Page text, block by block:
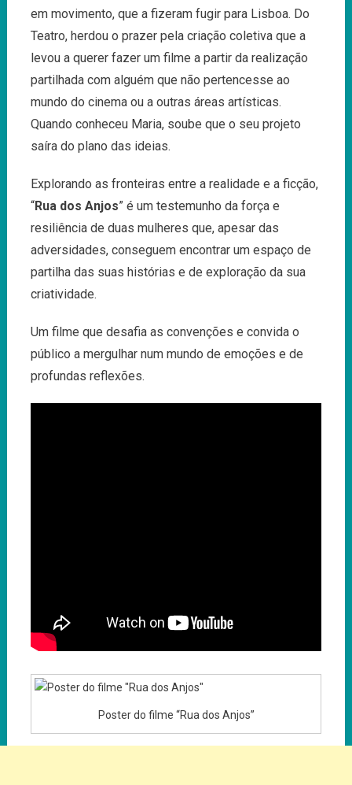
em movimento, que a fizeram fugir para Lisboa. Do
Teatro, herdou o prazer pela criação coletiva que a
levou a querer fazer um filme a partir da realização
partilhada com alguém que não pertencesse ao
mundo do cinema ou a outras áreas artísticas.
Quando conheceu Maria, soube que o seu projeto
saíra do plano das ideias.
Explorando as fronteiras entre a realidade e a ficção,
“Rua dos Anjos” é um testemunho da força e
resiliência de duas mulheres que, apesar das
adversidades, conseguem encontrar um espaço de
partilha das suas histórias e de exploração da sua
criatividade.
Um filme que desafia as convenções e convida o
público a mergulhar num mundo de emoções e de
profundas reflexões.
Poster do filme “Rua dos Anjos”